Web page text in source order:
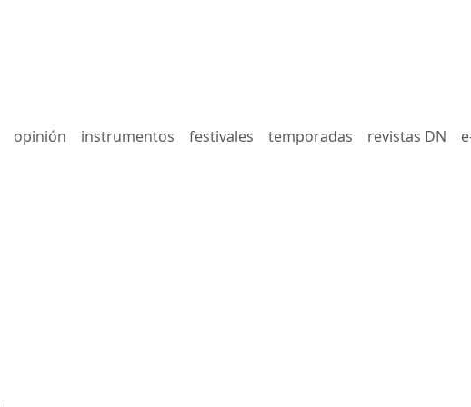
opinión instrumentos festivales temporadas revistas DN